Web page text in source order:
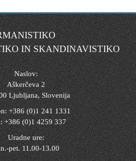
IN SKANDINAVISTIKO
Naslov:
Aškerčeva 2
Ljubljana, Slovenija
+386 (0)1 241 1331
+386 (0)1 4259 337
Uradne ure:
pet. 11.00-13.00